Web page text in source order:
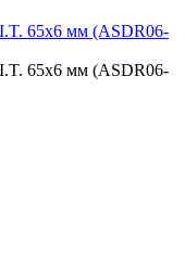
65x6 мм (ASDR06-
65x6 мм (ASDR06-